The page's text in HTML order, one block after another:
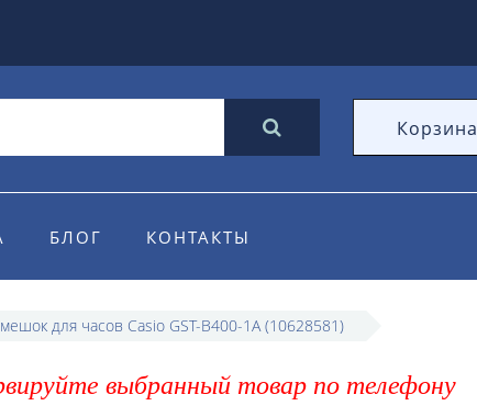
Корзина
БЛОГ КОНТАКТЫ
для часов Casio GST-B400-1A (10628581)
выбранный товар по телефону